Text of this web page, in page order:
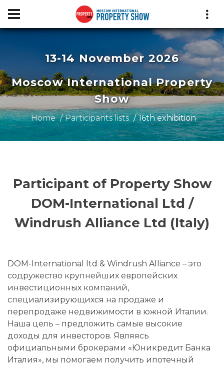
13-14 November 2026
Moscow International Property
Show
Home Participants lists 16th exhibition
Participant of Property Show
DOM-International Ltd /
Windrush Alliance Ltd (Italy)
DOM-International ltd & Windrush Alliance – это
содружество крупнейших европейских
инвестиционных компаний,
специализирующихся на продаже и
перепродаже недвижимости в южной Италии.
Наша цель – предложить самые высокие
доходы для инвесторов. Являясь
официальными брокерами «Юникредит Банка
Италия», мы помогаем получить ипотечный